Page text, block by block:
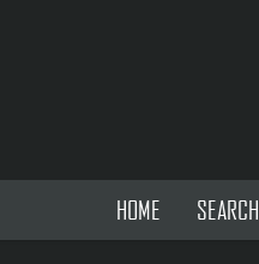
HOME SEARCH